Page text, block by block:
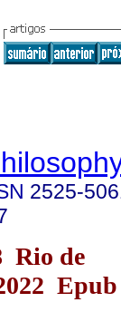
2525-
Rio de